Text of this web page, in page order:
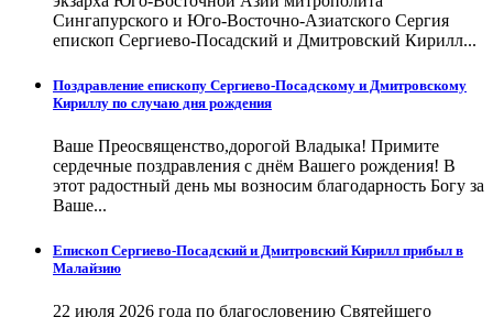
Сингапурского и Юго-Восточно-Азиатского Сергия
епископ Сергиево-Посадский и Дмитровский Кирилл...
Поздравление епископу Сергиево-Посадскому и Дмитровскому
Кириллу по случаю дня рождения
Ваше Преосвященство,дорогой Владыка! Примите
сердечные поздравления с днём Вашего рождения! В
этот радостный день мы возносим благодарность Богу за
Ваше...
Епископ Сергиево-Посадский и Дмитровский Кирилл прибыл в
Малайзию
22 июля 2026 года по благословению Святейшего